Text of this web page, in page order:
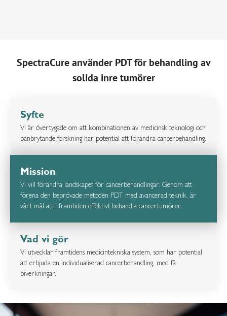
SpectraCure använder PDT för behandling av
solida inre tumörer
Syfte
Vi är övertygade om att kombinationen av medicinsk teknologi och
banbrytande forskning har potential att förändra cancerbehandling.
Mission
Vi vill förändra landskapet för cancerbehandlingar. Genom att
förena den beprövade metoden PDT med avancerad teknik, är
vårt mål att i framtiden effektivt behandla cancertumörer.
Vad vi gör
Vi utvecklar framtidens medicintekniska system, som har potential
att erbjuda en individualiserad cancerbehandling, med få
biverkningar.